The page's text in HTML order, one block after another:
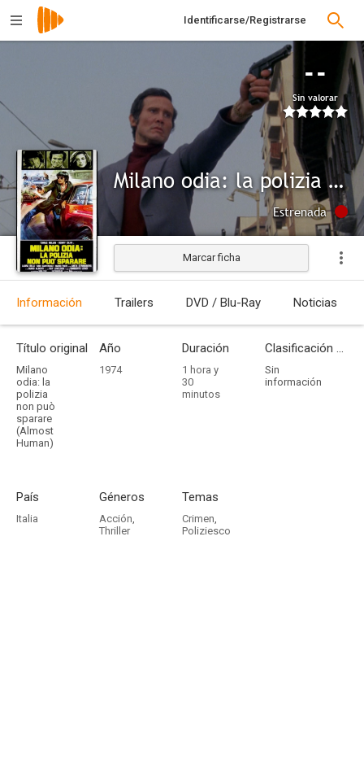
Identificarse/Registrarse
--
Sin valorar
Milano odia: la polizia non può sparare
Estrenada
Marcar ficha
Información Trailers DVD / Blu-Ray Noticias
Título original
Milano
odia: la
polizia
non può
sparare
(Almost
Human)
Año
1974
Duración
1 hora y
30
minutos
Clasificación por edades
Sin
información
País
Italia
Géneros
Acción,
Thriller
Temas
Crimen,
Poliziesco